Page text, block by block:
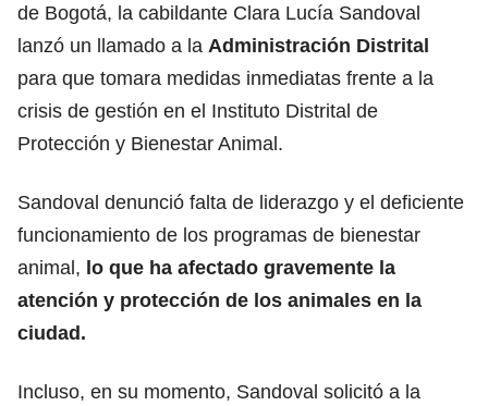
de Bogotá, la cabildante Clara Lucía Sandoval
lanzó un llamado a la Administración Distrital
para que tomara medidas inmediatas frente a la
crisis de gestión en el Instituto Distrital de
Protección y Bienestar Animal.
Sandoval denunció falta de liderazgo y el deficiente
funcionamiento de los programas de bienestar
animal, lo que ha afectado gravemente la
atención y protección de los animales en la
ciudad.
Incluso, en su momento, Sandoval solicitó a la